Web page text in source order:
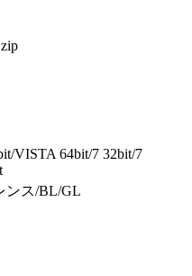
VISTA 64bit/7 32bit/7
ンス/BL/GL